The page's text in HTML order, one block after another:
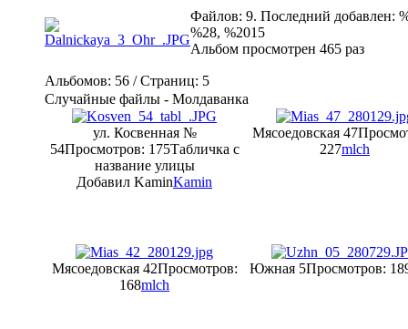
Файлов: 9. Последний добавлен:
%28, %2015
Альбом просмотрен 465 раз
Альбомов: 56 / Страниц: 5
Случайные файлы - Молдаванка
ул. Косвенная №
54Просмотров: 175Табличка с
название улицы
Добавил KaminKamin
Мясоедовская 47
227mlch
Мясоедовская 42Просмотров:
168mlch
Южная 5Просмотров: